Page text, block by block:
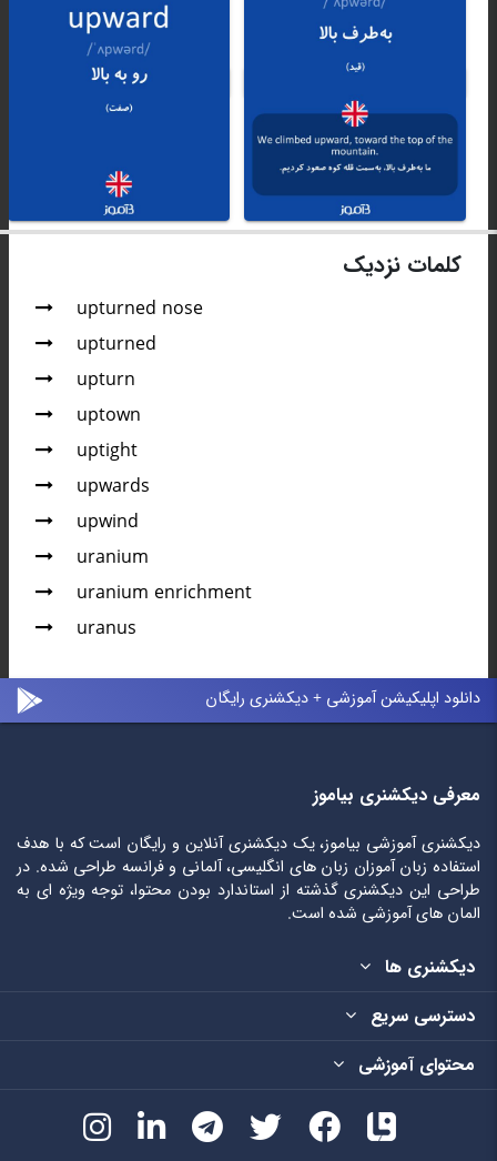
کلمات نزدیک
upturned nose
upturned
upturn
uptown
uptight
upwards
upwind
uranium
uranium enrichment
uranus
دانلود اپلیکیشن آموزشی + دیکشنری رایگان
معرفی دیکشنری بیاموز
دیکشنری آموزشی بیاموز، یک دیکشنری آنلاین و رایگان است که با هدف
استفاده زبان آموزان زبان های انگلیسی، آلمانی و فرانسه طراحی شده. در
طراحی این دیکشنری گذشته از استاندارد بودن محتوا، توجه ویژه ای به
المان های آموزشی شده است.
دیکشنری ها
دسترسی سریع
محتوای آموزشی